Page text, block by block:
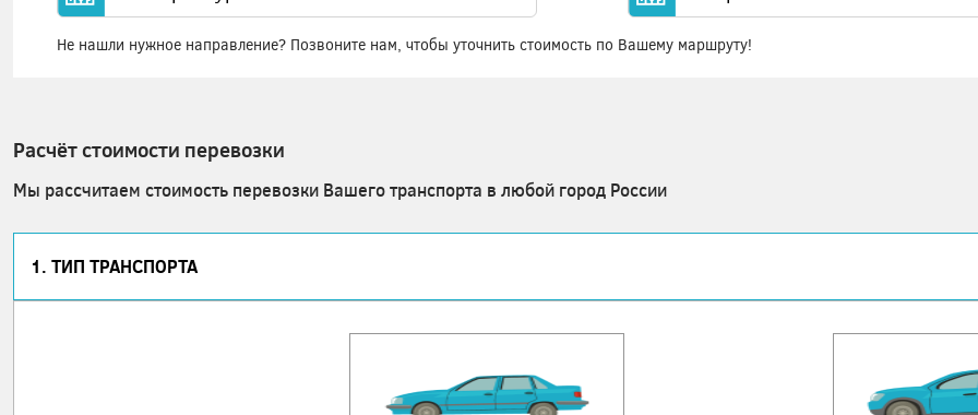
Не нашли нужное направление? Позвоните нам, чтобы уточнить стоимость по Вашему маршруту!
Расчёт стоимости перевозки
Мы рассчитаем стоимость перевозки Вашего транспорта в любой город России
1. ТИП ТРАНСПОРТА